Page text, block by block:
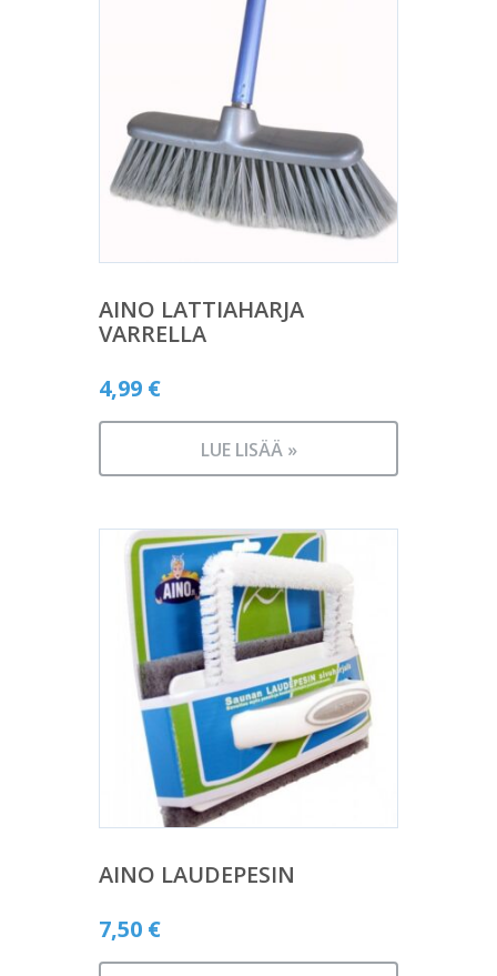
AINO LATTIAHARJA
VARRELLA
4,99 €
LUE LISÄÄ »
AINO LAUDEPESIN
7,50 €